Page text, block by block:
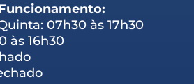
07h30 às 17h30
às 16h30